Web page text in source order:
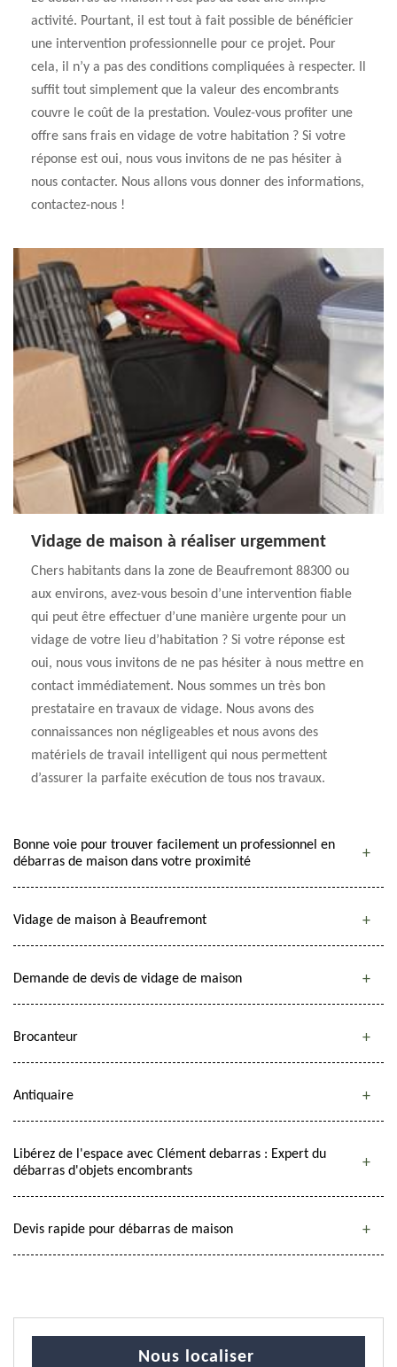
activité. Pourtant, il est tout à fait possible de bénéficier
une intervention professionnelle pour ce projet. Pour
cela, il n’y a pas des conditions compliquées à respecter. Il
suffit tout simplement que la valeur des encombrants
couvre le coût de la prestation. Voulez-vous profiter une
offre sans frais en vidage de votre habitation ? Si votre
réponse est oui, nous vous invitons de ne pas hésiter à
nous contacter. Nous allons vous donner des informations,
contactez-nous !
Vidage de maison à réaliser urgemment
Chers habitants dans la zone de Beaufremont 88300 ou
aux environs, avez-vous besoin d’une intervention fiable
qui peut être effectuer d’une manière urgente pour un
vidage de votre lieu d’habitation ? Si votre réponse est
oui, nous vous invitons de ne pas hésiter à nous mettre en
contact immédiatement. Nous sommes un très bon
prestataire en travaux de vidage. Nous avons des
connaissances non négligeables et nous avons des
matériels de travail intelligent qui nous permettent
d’assurer la parfaite exécution de tous nos travaux.
Bonne voie pour trouver facilement un professionnel en
débarras de maison dans votre proximité
Vidage de maison à Beaufremont
Demande de devis de vidage de maison
Brocanteur
Antiquaire
Libérez de l'espace avec Clément debarras : Expert du
débarras d'objets encombrants
Devis rapide pour débarras de maison
Nous localiser